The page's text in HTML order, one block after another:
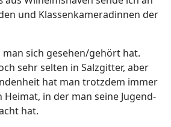
und Klassenkameradinnen der
man sich gesehen/gehört hat.
sehr selten in Salzgitter, aber
hat man trotzdem immer
in der man seine Jugend-
hat.